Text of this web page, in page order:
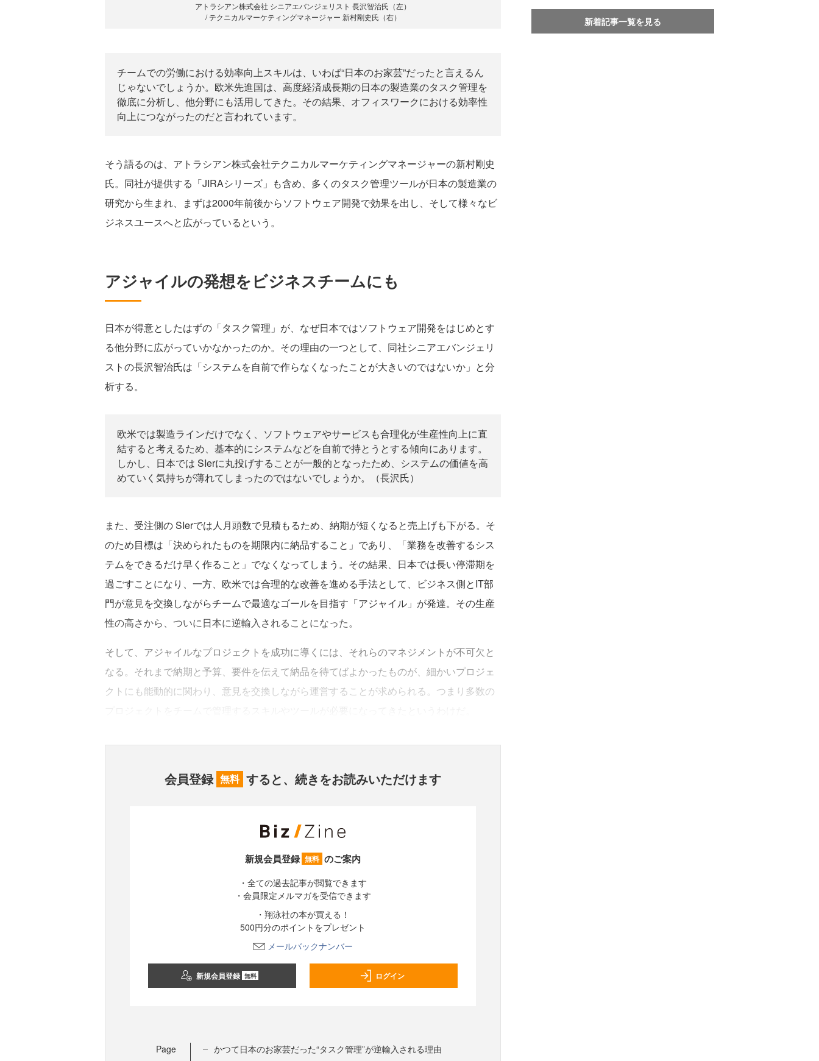
アトラシアン株式会社 シニアエバンジェリスト 長沢智治氏（左）
/ テクニカルマーケティングマネージャー 新村剛史氏（右）
チームでの労働における効率向上スキルは、いわば“日本のお家芸”だったと言えるん
じゃないでしょうか。欧米先進国は、高度経済成長期の日本の製造業のタスク管理を
徹底に分析し、他分野にも活用してきた。その結果、オフィスワークにおける効率性
向上につながったのだと言われています。
そう語るのは、アトラシアン株式会社テクニカルマーケティングマネージャーの新村剛史
氏。同社が提供する「JIRAシリーズ」も含め、多くのタスク管理ツールが日本の製造業の
研究から生まれ、まずは2000年前後からソフトウェア開発で効果を出し、そして様々なビ
ジネスユースへと広がっているという。
アジャイルの発想をビジネスチームにも
日本が得意としたはずの「タスク管理」が、なぜ日本ではソフトウェア開発をはじめとす
る他分野に広がっていかなかったのか。その理由の一つとして、同社シニアエバンジェリ
ストの長沢智治氏は「システムを自前で作らなくなったことが大きいのではないか」と分
析する。
欧米では製造ラインだけでなく、ソフトウェアやサービスも合理化が生産性向上に直
結すると考えるため、基本的にシステムなどを自前で持とうとする傾向にあります。
しかし、日本では SIerに丸投げすることが一般的となったため、システムの価値を高
めていく気持ちが薄れてしまったのではないでしょうか。（長沢氏）
また、受注側の SIerでは人月頭数で見積もるため、納期が短くなると売上げも下がる。そ
のため目標は「決められたものを期限内に納品すること」であり、「業務を改善するシス
テムをできるだけ早く作ること」でなくなってしまう。その結果、日本では長い停滞期を
過ごすことになり、一方、欧米では合理的な改善を進める手法として、ビジネス側とIT部
門が意見を交換しながらチームで最適なゴールを目指す「アジャイル」が発達。その生産
性の高さから、ついに日本に逆輸入されることになった。
そして、アジャイルなプロジェクトを成功に導くには、それらのマネジメントが不可欠と
なる。それまで納期と予算、要件を伝えて納品を待てばよかったものが、細かいプロジェ
クトにも能動的に関わり、意見を交換しながら運営することが求められる。つまり多数の
会員登録 無料 すると、続きをお読みいただけます
新規会員登録 無料 のご案内
・全ての過去記事が閲覧できます
・会員限定メルマガを受信できます
・翔泳社の本が買える！
500円分のポイントをプレゼント
メールバックナンバー
新規会員登録 無料 ログイン
Page
かつて日本のお家芸だった“タスク管理”が逆輸入される理由
新着記事一覧を見る